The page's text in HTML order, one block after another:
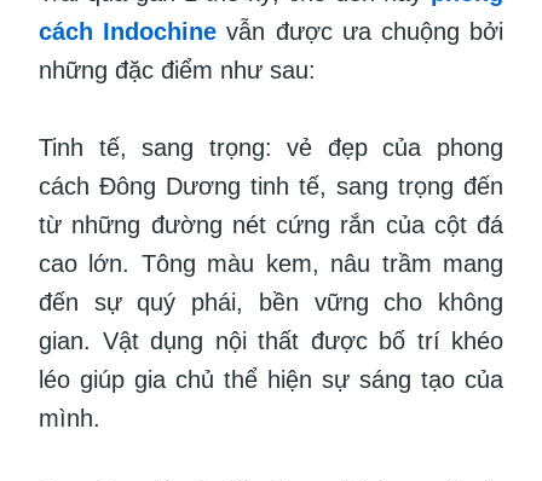
cách Indochine vẫn được ưa chuộng bởi
những đặc điểm như sau:
Tinh tế, sang trọng: vẻ đẹp của phong
cách Đông Dương tinh tế, sang trọng đến
từ những đường nét cứng rắn của cột đá
cao lớn. Tông màu kem, nâu trầm mang
đến sự quý phái, bền vững cho không
gian. Vật dụng nội thất được bố trí khéo
léo giúp gia chủ thể hiện sự sáng tạo của
mình.